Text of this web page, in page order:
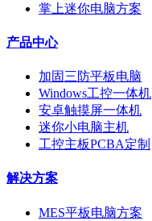
掌上迷你电脑方案
产品中心
加固三防平板电脑
Windows工控一体机
安卓触摸屏一体机
迷你小电脑主机
工控主板PCBA定制
解决方案
MES平板电脑方案